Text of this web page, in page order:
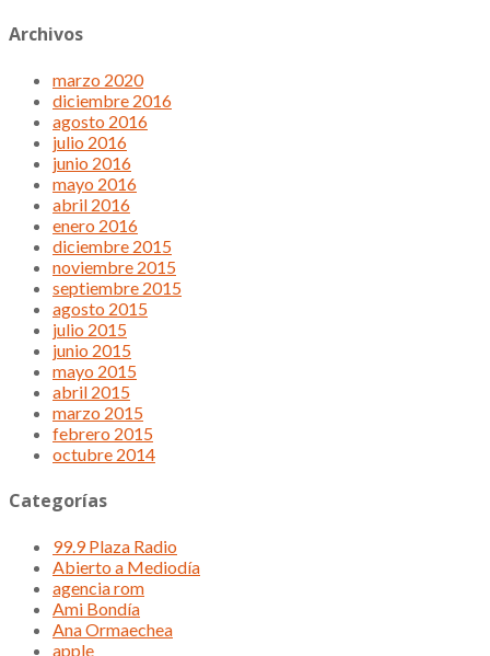
Archivos
marzo 2020
diciembre 2016
agosto 2016
julio 2016
junio 2016
mayo 2016
abril 2016
enero 2016
diciembre 2015
noviembre 2015
septiembre 2015
agosto 2015
julio 2015
junio 2015
mayo 2015
abril 2015
marzo 2015
febrero 2015
octubre 2014
Categorías
99.9 Plaza Radio
Abierto a Mediodía
agencia rom
Ami Bondía
Ana Ormaechea
apple